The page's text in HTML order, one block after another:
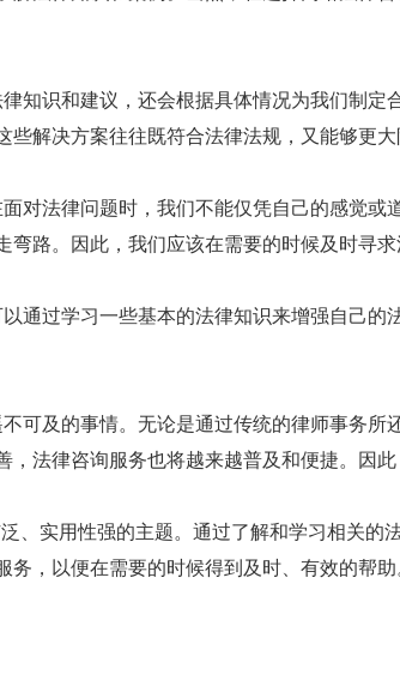
知识和建议，还会根据具体情况为我们制
解决方案往往既符合法律法规，又能够更大
对法律问题时，我们不能仅凭自己的感觉
路。因此，我们应该在需要的时候及时寻
通过学习一些基本的法律知识来增强自己
可及的事情。无论是通过传统的律师事务
法律咨询服务也将越来越普及和便捷。因
、实用性强的主题。通过了解和学习相关
，以便在需要的时候得到及时、有效的帮助